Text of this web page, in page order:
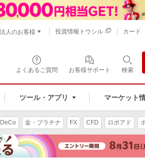
よくあるご質問 お客様サポート 検索
ツール・アプリ マーケット
法人のお客様 投資情報トウシル カード
金・プラチナ FX CFD ロボアド